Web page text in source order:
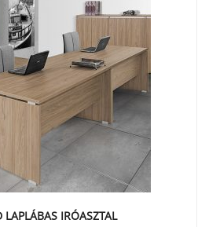
LAPLÁBAS IRÓASZTAL